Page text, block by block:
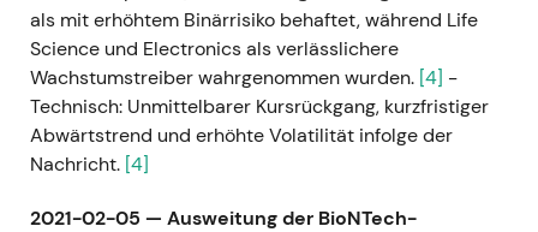
als mit erhöhtem Binärrisiko behaftet, während Life
Science und Electronics als verlässlichere
Wachstumstreiber wahrgenommen wurden. [4] -
Technisch: Unmittelbarer Kursrückgang, kurzfristiger
Abwärtstrend und erhöhte Volatilität infolge der
Nachricht. [4]
2021-02-05 — Ausweitung der BioNTech-